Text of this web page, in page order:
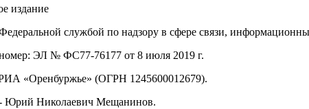
издание
службой по надзору в сфере связи,
ЭЛ № ФС77-76177 от 8 июля 2019 г.
«Оренбуржье» (ОГРН 1245600012679).
- Юрий Николаевич Мещанинов.